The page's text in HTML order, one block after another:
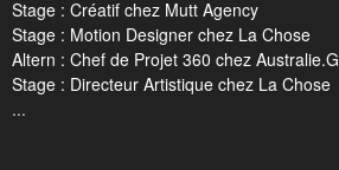
Stage : Créatif chez Mutt Agency
Stage : Motion Designer chez La Chose
Altern : Chef de Projet 360 chez
Stage : Directeur Artistique chez La Chose
...